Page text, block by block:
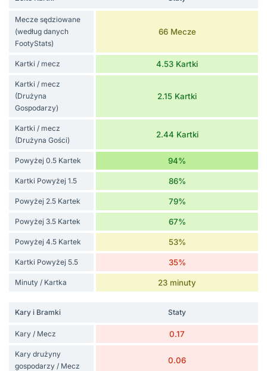
Mecze sędziowane
(według danych
FootyStats)
66 Mecze
Kartki / mecz 4.53 Kartki
Kartki / mecz
(Drużyna
Gospodarzy)
2.15 Kartki
Kartki / mecz
(Drużyna Gości)
2.44 Kartki
Powyżej 0.5 Kartek 94%
Kartki Powyżej 1.5 86%
Powyżej 2.5 Kartek 79%
Powyżej 3.5 Kartek 67%
Powyżej 4.5 Kartek 53%
Kartki Powyżej 5.5 35%
Minuty / Kartka 23 minuty
Kary i Bramki Staty
Kary / Mecz 0.17
Kary drużyny
gospodarzy / Mecz
0.06